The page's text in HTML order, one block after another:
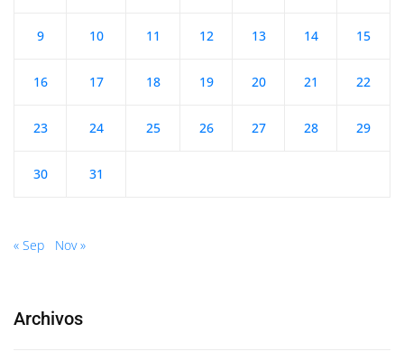
9 10 11 12 13 14 15
16 17 18 19 20 21 22
23 24 25 26 27 28 29
30 31
« Sep Nov »
Archivos